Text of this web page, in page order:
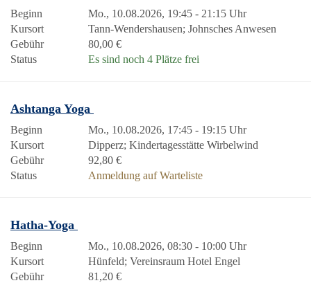
Beginn
Mo., 10.08.2026, 19:45 - 21:15 Uhr
Kursort
Tann-Wendershausen; Johnsches Anwesen
Gebühr
80,00 €
Status
Es sind noch 4 Plätze frei
Ashtanga Yoga
Beginn
Mo., 10.08.2026, 17:45 - 19:15 Uhr
Kursort
Dipperz; Kindertagesstätte Wirbelwind
Gebühr
92,80 €
Status
Anmeldung auf Warteliste
Hatha-Yoga
Beginn
Mo., 10.08.2026, 08:30 - 10:00 Uhr
Kursort
Hünfeld; Vereinsraum Hotel Engel
Gebühr
81,20 €